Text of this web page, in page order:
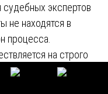
экспертов
не находятся в
процесса.
на строго
этом наша
прозрачность: мы